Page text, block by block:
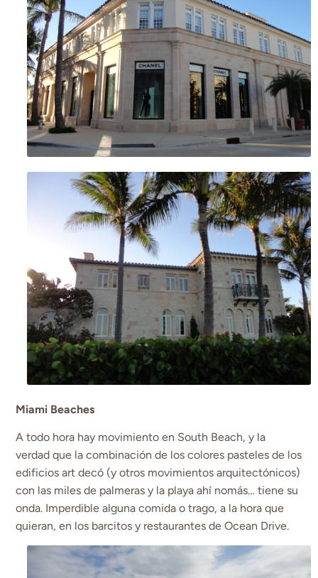
Miami Beaches
A todo hora hay movimiento en South Beach, y la
verdad que la combinación de los colores pasteles de los
edificios art decó (y otros movimientos arquitectónicos)
con las miles de palmeras y la playa ahí nomás… tiene su
onda. Imperdible alguna comida o trago, a la hora que
quieran, en los barcitos y restaurantes de Ocean Drive.